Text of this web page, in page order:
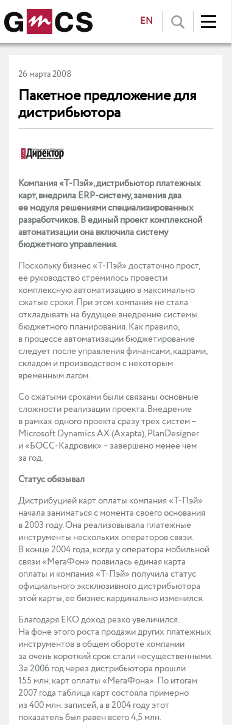
EN
26 марта 2008
Пакетное предложение для
дистрибьютора
Компания «Т-Пэй», дистрибьютор платежных
карт, внедрила ERP-систему, заменив два
ее модуля решениями специализированных
разработчиков. В единый проект комплексной
автоматизации она включила систему
бюджетного управления.
Поскольку бизнес «Т-Пэй» достаточно прост,
ее руководство стремилось провести
комплексную автоматизацию в максимально
сжатые сроки. При этом компания не стала
откладывать на будущее внедрение системы
бюджетного планирования. Как правило,
в процессе автоматизации бюджетирование
следует после управления финансами, кадрами,
складом и производством с некоторым
временным лагом.
Со сжатыми сроками были связаны основные
сложности реализации проекта. Внедрение
в рамках одного проекта сразу трех систем –
Microsoft Dynamics AX (Axapta), PlanDesigner
и «БОСС-Кадровик» – завершено менее чем
за год.
Статус обязывал
Дистрибуцией карт оплаты компания «Т-Пэй»
начала заниматься с момента своего основания
в 2003 году. Она реализовывала платежные
инструменты нескольких операторов связи.
В конце 2004 года, когда у оператора мобильной
связи «МегаФон» появилась единая карта
оплаты и компания «Т-Пэй» получила статус
официального эксклюзивного дистрибьютора
этой карты, ее бизнес кардинально изменился.
Благодаря ЕКО доход резко увеличился.
На фоне этого роста продажи других платежных
инструментов в общем обороте компании
за очень короткий срок стали несущественными.
За 2006 год через дистрибьютора прошли
155 млн. карт оплаты «МегаФона». По итогам
2007 года таблица карт состояла примерно
из 400 млн. записей, а в 2004 году этот
показатель был равен всего 4,5 млн.